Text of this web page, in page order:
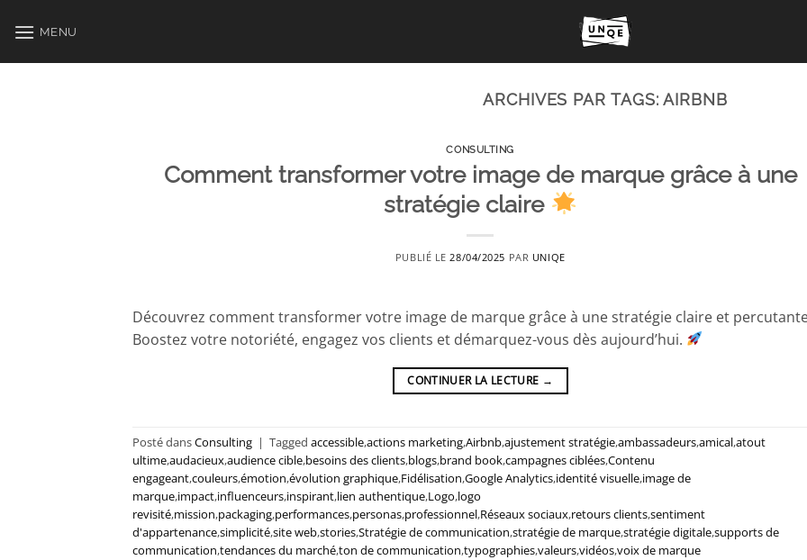
au
MENU
ARCHIVES PAR TAGS:AIRBNB
CONSULTING
Comment transformer votre image de marque grâce à une
stratégie claire
PUBLIÉ LE 28/04/2025 PAR UNIQE
Découvrez comment transformer votre image de marque grâce à une stratégie claire et
Boostez votre notoriété, engagez vos clients et démarquez-vous dès aujourd’hui.
CONTINUER LA LECTURE →
Posté dansConsulting | Tagged accessible,actions marketing,Airbnb,ajustement stratégie,ambassadeurs,amical,atout
ultime,audacieux,audience cible,besoins des clients,blogs,brand book,campagnes ciblées,Contenu
engageant,couleurs,émotion,évolution graphique,Fidélisation,Google Analytics,identité visuelle,image de
marque,impact,influenceurs,inspirant,lien authentique,Logo,logo
revisité,mission,packaging,performances,personas,professionnel,Réseaux sociaux,retours clients,sentiment
d'appartenance,simplicité,site web,stories,Stratégie de communication,stratégie de marque,stratégie digitale,supports de
communication,tendances du marché,ton de communication,typographies,valeurs,vidéos,voix de marque